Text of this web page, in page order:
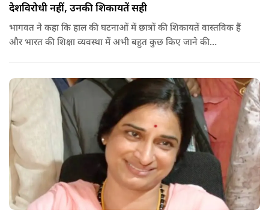
देशविरोधी नहीं, उनकी शिकायतें सही
भागवत ने कहा कि हाल की घटनाओं में छात्रों की शिकायतें वास्तविक हैं
और भारत की शिक्षा व्यवस्था में अभी बहुत कुछ किए जाने की